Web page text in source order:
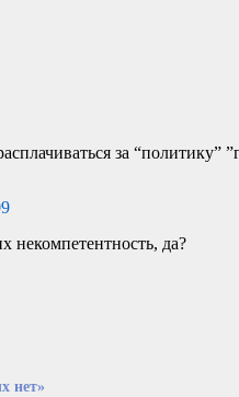
за “политику”
некомпетентность, да?
нет»